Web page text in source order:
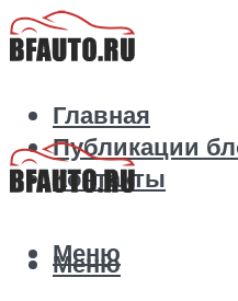
Главная
Публикации
Контакты
Меню
Меню